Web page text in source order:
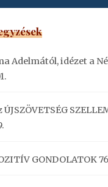
Adelmától, idézet a
ÚJSZÖVETSÉG
GONDOLATOK